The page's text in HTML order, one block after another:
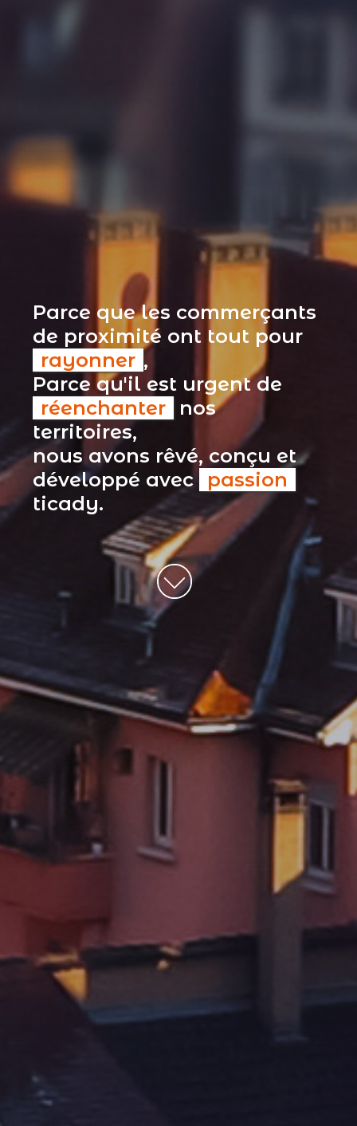
Parce que les commerçants
de proximité ont tout pour
rayonner ,
Parce qu'il est urgent de
réenchanter
nos
territoires,
nous avons rêvé, conçu et
développé avec passion
ticady.